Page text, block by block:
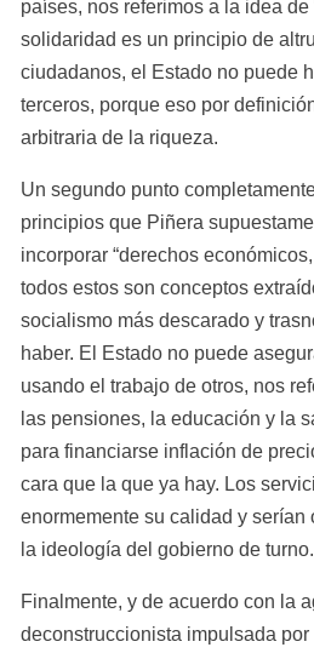
países, nos referimos a la idea de
solidaridad es un principio de
ciudadanos, el Estado no puede
terceros, porque eso por
arbitraria de la riqueza.
Un segundo punto
principios que Piñera
incorporar “derechos
todos estos son conceptos
socialismo más descarado y
haber. El Estado no puede
usando el trabajo de otros, nos
las pensiones, la educación y la
para financiarse inflación de
cara que la que ya hay. Los
enormemente su calidad y serían
la ideología del gobierno de turno.
Finalmente, y de acuerdo con la
deconstruccionista impulsada